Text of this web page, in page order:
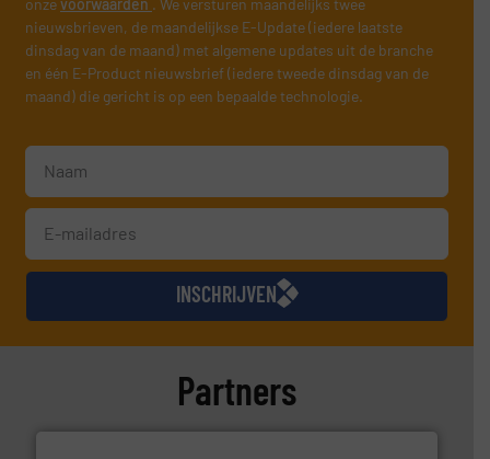
onzevoorwaarden . We versturen maandelijks twee
nieuwsbrieven, de maandelijkse E-Update (iedere laatste
dinsdag van de maand) met algemene updates uit de branche
en één E-Product nieuwsbrief (iedere tweede dinsdag van de
maand) die gericht is op een bepaalde technologie.
INSCHRIJVEN
Partners